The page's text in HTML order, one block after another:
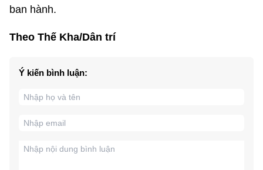
ban hành.
Theo Thế Kha/Dân trí
Ý kiến bình luận: